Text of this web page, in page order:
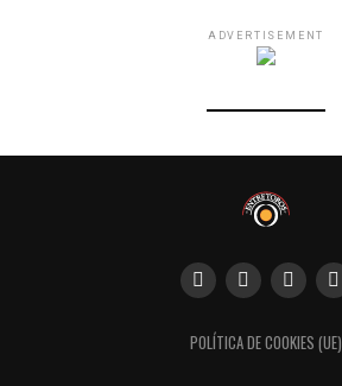
ADVERTISEMENT
POLÍTICA DE COOKIES (UE)